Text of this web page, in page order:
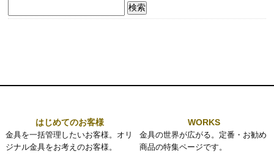
索:
はじめてのお客様
金具を一括管理したいお客様。オリ
ジナル金具をお考えのお客様。
WORKS
金具の世界が広がる。定番・お勧め
商品の特集ページです。